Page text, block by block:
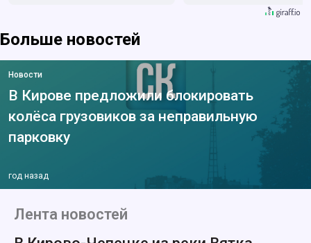
Больше новостей
Новости
В Кирове предложили блокировать
колёса грузовиков за неправильную
парковку
год назад
Лента новостей